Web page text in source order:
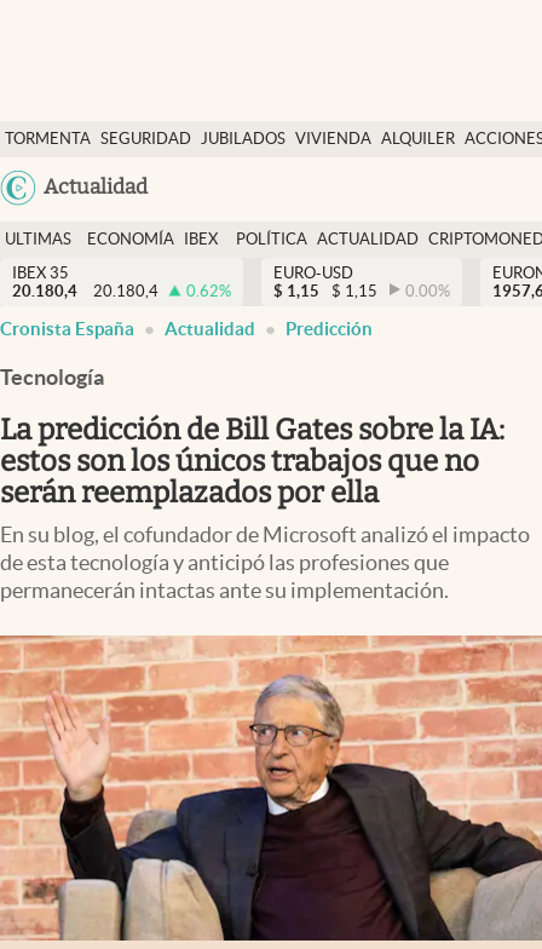
TORMENTA SEGURIDAD JUBILADOS VIVIENDA ALQUILER
USA
Actualidad
Economía y finanzas
Política
Actualidad
Criptomonedas
España
ULTIMAS
NOTICIAS
ECONOMÍA
FINANZAS
IBEX
EURO
POLÍTICA ACTUALIDAD
IBEX 35
20.180,4
20.180,4 0.62%
EURO-USD
$ 1,15 $ 1,15 0.00%
Cronista España Actualidad Predicción
Tecnología
La predicción de Bill Gates sobre la IA:
estos son los únicos trabajos que no
serán reemplazados por ella
En su blog, el cofundador de Microsoft analizó el impacto
de esta tecnología y anticipó las profesiones que
permanecerán intactas ante su implementación.